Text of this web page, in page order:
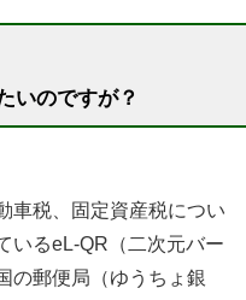
いのですが？
車税、固定資産税につい
いるeL-QR（二次元バー
の郵便局（ゆうちょ銀